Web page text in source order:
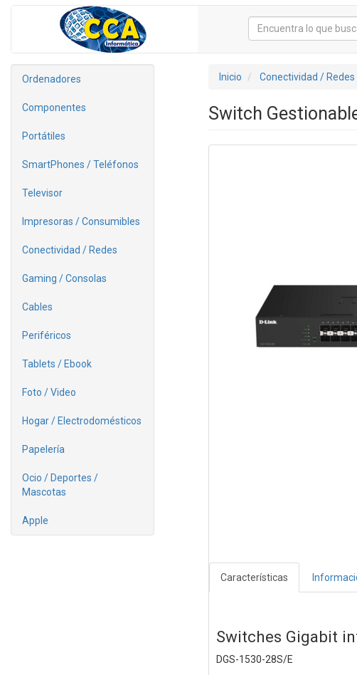
Ordenadores
Componentes
Portátiles
SmartPhones / Teléfonos
Televisor
Impresoras / Consumibles
Conectividad / Redes
Gaming / Consolas
Cables
Periféricos
Tablets / Ebook
Foto / Video
Hogar / Electrodomésticos
Papelería
Ocio / Deportes /
Mascotas
Apple
Inicio Conectividad / Redes
Switch
Características
Switches Gigabit
DGS-1530-28S/E